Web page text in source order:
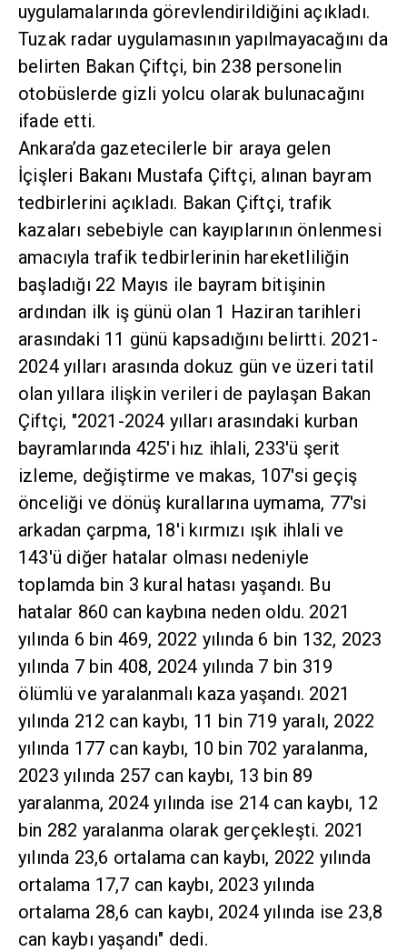
uygulamalarında görevlendirildiğini açıkladı.
Tuzak radar uygulamasının yapılmayacağını da
belirten Bakan Çiftçi, bin 238 personelin
otobüslerde gizli yolcu olarak bulunacağını
ifade etti.
Ankara’da gazetecilerle bir araya gelen
İçişleri Bakanı Mustafa Çiftçi, alınan bayram
tedbirlerini açıkladı. Bakan Çiftçi, trafik
kazaları sebebiyle can kayıplarının önlenmesi
amacıyla trafik tedbirlerinin hareketliliğin
başladığı 22 Mayıs ile bayram bitişinin
ardından ilk iş günü olan 1 Haziran tarihleri
arasındaki 11 günü kapsadığını belirtti. 2021-
2024 yılları arasında dokuz gün ve üzeri tatil
olan yıllara ilişkin verileri de paylaşan Bakan
Çiftçi, "2021-2024 yılları arasındaki kurban
bayramlarında 425'i hız ihlali, 233'ü şerit
izleme, değiştirme ve makas, 107'si geçiş
önceliği ve dönüş kurallarına uymama, 77'si
arkadan çarpma, 18'i kırmızı ışık ihlali ve
143'ü diğer hatalar olması nedeniyle
toplamda bin 3 kural hatası yaşandı. Bu
hatalar 860 can kaybına neden oldu. 2021
yılında 6 bin 469, 2022 yılında 6 bin 132, 2023
yılında 7 bin 408, 2024 yılında 7 bin 319
ölümlü ve yaralanmalı kaza yaşandı. 2021
yılında 212 can kaybı, 11 bin 719 yaralı, 2022
yılında 177 can kaybı, 10 bin 702 yaralanma,
2023 yılında 257 can kaybı, 13 bin 89
yaralanma, 2024 yılında ise 214 can kaybı, 12
bin 282 yaralanma olarak gerçekleşti. 2021
yılında 23,6 ortalama can kaybı, 2022 yılında
ortalama 17,7 can kaybı, 2023 yılında
ortalama 28,6 can kaybı, 2024 yılında ise 23,8
can kaybı yaşandı" dedi.